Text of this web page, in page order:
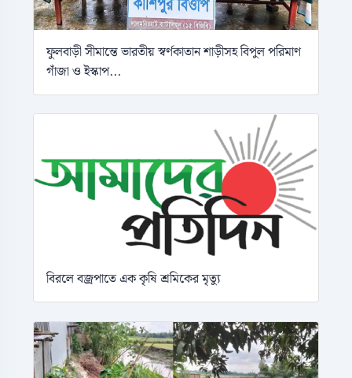
ফুলবাড়ী সীমান্তে ভারতীয় স্বর্ণকাতান শাড়ীসহ বিপুল পরিমাণ
গাঁজা ও ইস্কাপ...
বিরলে বজ্রপাতে এক কৃষি শ্রমিকের মৃত্যু